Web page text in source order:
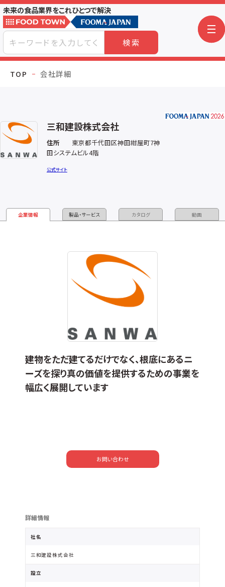
未来の食品業界をこれひとつで解決
検索
TOP 会社詳細
三和建設株式会社
住所
東京都千代田区神田紺屋町7神
田システムビル4階
公式サイト
企業情報 製品・サービス カタログ 動画
建物をただ建てるだけでなく、根底にあるニ
ーズを探り真の価値を提供するための事業を
幅広く展開しています
お問い合わせ
詳細情報
社名
三和建設株式会社
設立